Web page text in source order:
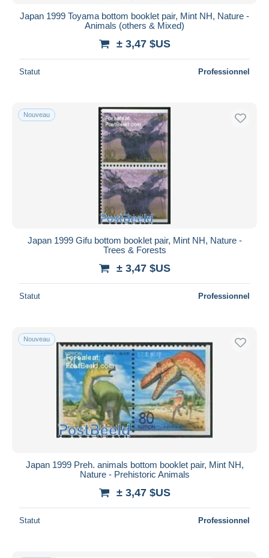
Japan 1999 Toyama bottom booklet pair, Mint NH, Nature -
Animals (others & Mixed)
± 3,47 $US
Statut Professionnel
Nouveau
Japan 1999 Gifu bottom booklet pair, Mint NH, Nature -
Trees & Forests
± 3,47 $US
Statut Professionnel
Nouveau
Japan 1999 Preh. animals bottom booklet pair, Mint NH,
Nature - Prehistoric Animals
± 3,47 $US
Statut Professionnel